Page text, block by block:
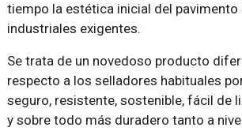
tiempo la estética inicial del pavimento
industriales exigentes.
Se trata de un novedoso producto
respecto a los selladores habituales
seguro, resistente, sostenible, fácil de
y sobre todo más duradero tanto a